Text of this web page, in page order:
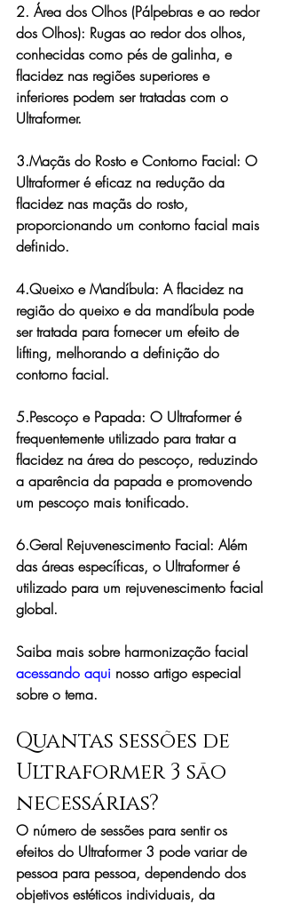
2. Área dos Olhos (Pálpebras e ao redor
dos Olhos): Rugas ao redor dos olhos,
conhecidas como pés de galinha, e
flacidez nas regiões superiores e
inferiores podem ser tratadas com o
Ultraformer.
3.Maçãs do Rosto e Contorno Facial: O
Ultraformer é eficaz na redução da
flacidez nas maçãs do rosto,
proporcionando um contorno facial mais
definido.
4.Queixo e Mandíbula: A flacidez na
região do queixo e da mandíbula pode
ser tratada para fornecer um efeito de
lifting, melhorando a definição do
contorno facial.
5.Pescoço e Papada: O Ultraformer é
frequentemente utilizado para tratar a
flacidez na área do pescoço, reduzindo
a aparência da papada e promovendo
um pescoço mais tonificado.
6.Geral Rejuvenescimento Facial: Além
das áreas específicas, o Ultraformer é
utilizado para um rejuvenescimento facial
global.
Saiba mais sobre harmonização facial
acessando aqui nosso artigo especial
sobre o tema.
Quantas sessões de
Ultraformer 3 são
necessárias?
O número de sessões para sentir os
efeitos do Ultraformer 3 pode variar de
pessoa para pessoa, dependendo dos
objetivos estéticos individuais, da